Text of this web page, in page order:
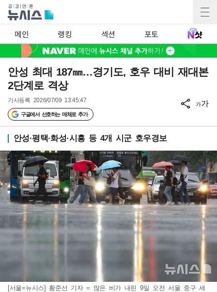
메인 랭킹 섹션 포토
안성 최대 187㎜…경기도, 호우 대비 재대본
2단계로 격상
기사등록 2026/07/09 13:45:47
구글에서 선호하는 매체로 추가
가가
안성·평택·화성·시흥 등 4개 시군 호우경보
[서울=뉴시스] 황준선 기자 = 많은 비가 내린 9일 오전 서울 중구 세